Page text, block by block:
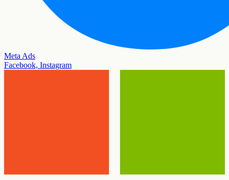
Meta Ads
Facebook, Instagram